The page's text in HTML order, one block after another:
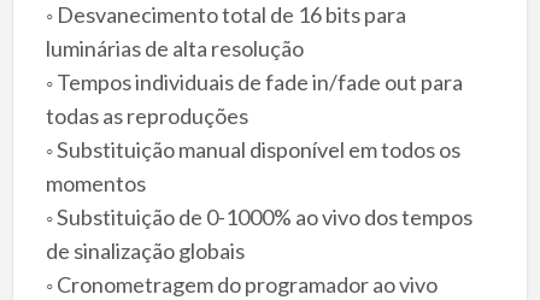
◦ Desvanecimento total de 16 bits para
luminárias de alta resolução
◦ Tempos individuais de fade in/fade out para
todas as reproduções
◦ Substituição manual disponível em todos os
momentos
◦ Substituição de 0-1000% ao vivo dos tempos
de sinalização globais
◦ Cronometragem do programador ao vivo